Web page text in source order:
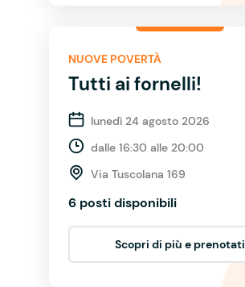
NUOVE POVERTÀ
Tutti ai fornelli!
lunedì 24 agosto 2026
dalle 16:30 alle 20:00
Via Tuscolana 169
6 posti disponibili
Scopri di più e prenotati